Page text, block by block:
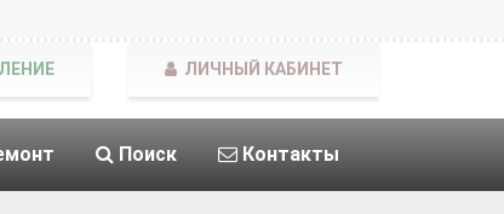
Поиск Контакты
ЛИЧНЫЙ КАБИНЕТ